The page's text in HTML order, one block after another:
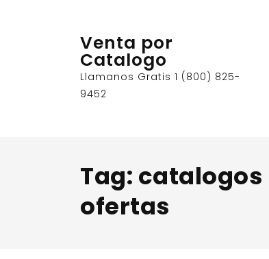
Venta por
Catalogo
Llamanos Gratis 1 (800) 825-
9452
Tag: catalogos
ofertas